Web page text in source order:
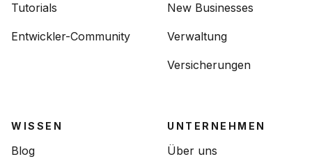
Tutorials
Entwickler-Community
New Businesses
Verwaltung
Versicherungen
WISSEN
Blog
UNTERNEHMEN
Über uns